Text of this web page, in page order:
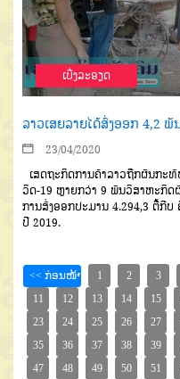
ເບີ່ງລະອຽດ
ລາວເສຍລາຍໄດ້ສົ່ງອອກ 4,2
23/04/2020
ເສດຖະກິດການຄ້າລາວຖືກຜົນກະທົ
ວິດ-19 ຫຼາຍກວ່າ 9 ພັນວິສາຫະກິດ
ການສົ່ງອອກປະມານ 4.294,3 ຕື້ກີບ
ປີ 2019.